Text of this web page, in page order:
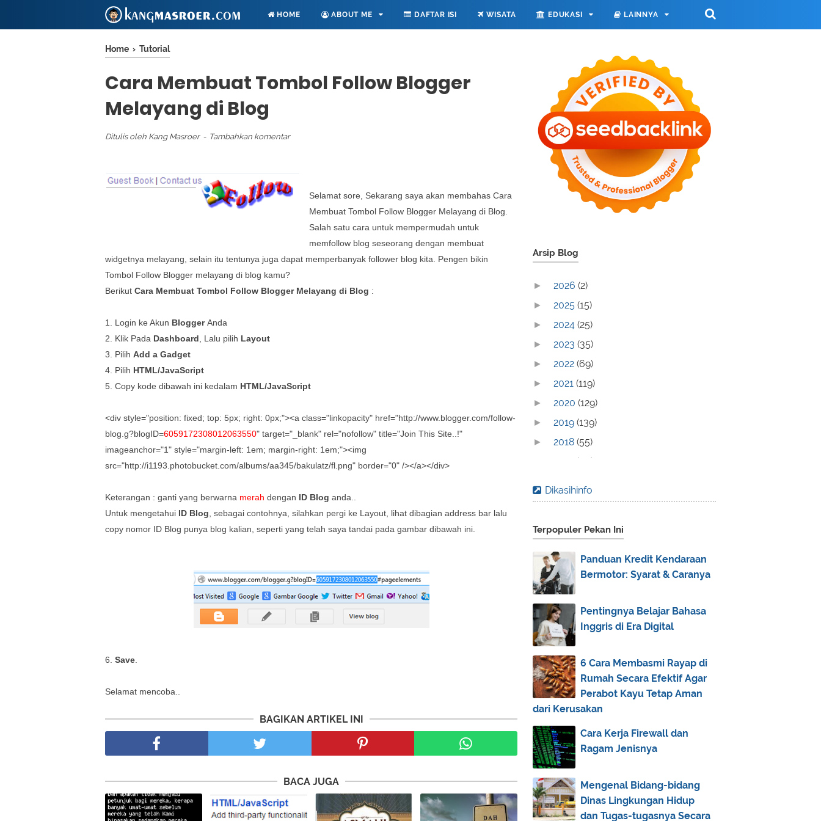
HOME ABOUT ME DAFTAR ISI WISATA EDUKASI LAINNYA
Home › Tutorial
Cara Membuat Tombol Follow Blogger
Melayang di Blog
Ditulis oleh Kang Masroer Tambahkan komentar
Selamat sore, Sekarang saya akan membahas Cara
Membuat Tombol Follow Blogger Melayang di Blog.
Salah satu cara untuk mempermudah untuk
memfollow blog seseorang dengan membuat
widgetnya melayang, selain itu tentunya juga dapat memperbanyak follower blog kita. Pengen bikin
Tombol Follow Blogger melayang di blog kamu?
Berikut Cara Membuat Tombol Follow Blogger Melayang di Blog :
1. Login ke Akun BloggerAnda
2. Klik Pada Dashboard , Lalu pilih Layout
3. Pilih Add a Gadget
4. Pilih HTML/JavaScript
5. Copy kode dibawah ini kedalam HTML/JavaScript
<div style="position: fixed; top: 5px; right: 0px;"><a class="linkopacity" href="http://www.blogger.com/follow-
blog.g?blogID=6059172308012063550" target="_blank" rel="nofollow" title="Join This Site..!"
imageanchor="1" style="margin-left: 1em; margin-right: 1em;"><img
src="http://i1193.photobucket.com/albums/aa345/bakulatz/fl.png" border="0" /></a></div>
Keterangan : ganti yang berwarna merah dengan ID Blog anda..
Untuk mengetahui ID Blog , sebagai contohnya, silahkan pergi ke Layout, lihat dibagian address bar lalu
copy nomor ID Blog punya blog kalian, seperti yang telah saya tandai pada gambar dibawah ini.
6. Save
Selamat mencoba..
BAGIKAN ARTIKEL INI
BACA JUGA
Arsip Blog
► 2026 (2)
► 2025 (15)
► 2024 (25)
► 2023 (35)
► 2022 (69)
► 2021 (119)
► 2020 (129)
► 2019 (139)
► 2018 (55)
(70)
► 2015(30)
▼ 2013(173)
► December(2)
► November(3)
► October
► September(5)
▼ August(31)
Download Mp3 dan Teks Amalan
Download Software Kitab Kuning
Untuk HP
E-book Pustaka Aswaja (Bhs. Arab)
Download Kepustakaan Aswaja
Kumpulan Hasil Bahtsul Masail
Sentra Download Kitab
Software Belajar Membaca Al-
Quran Gratis
Download MP3 Al Quran 30 Juz
Dikasihinfo
Terpopuler Pekan Ini
Panduan Kredit Kendaraan
Bermotor: Syarat & Caranya
Pentingnya Belajar Bahasa
Inggris di Era Digital
6 Cara Membasmi Rayap di
Rumah Secara Efektif Agar
Perabot Kayu Tetap Aman
dari Kerusakan
Cara Kerja Firewall dan
Ragam Jenisnya
Mengenal Bidang-bidang
Dinas Lingkungan Hidup
dan Tugas-tugasnya Secara